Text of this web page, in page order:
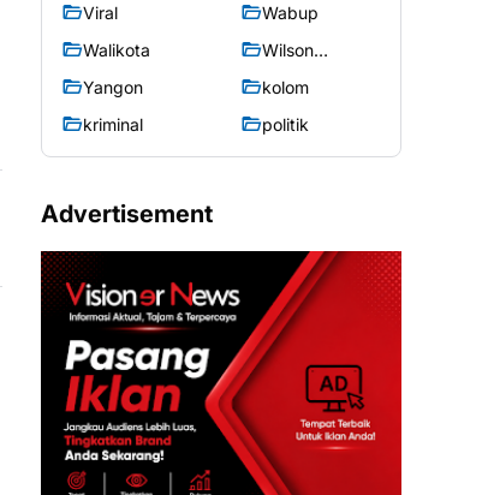
Viral
Wabup
Walikota
Wilson
Yangon
kolom
kriminal
politik
Advertisement